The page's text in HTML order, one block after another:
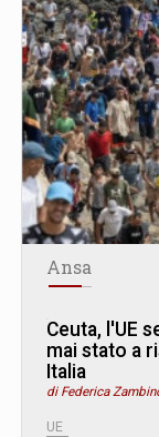
Ansa
Ceuta, l'UE
mai stato a
Italia
di Federica
UE